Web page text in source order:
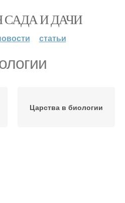
САДА И ДАЧИ
статьи
Царства в биологии